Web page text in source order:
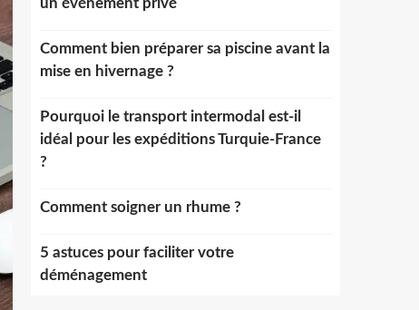
un événement privé
Comment bien préparer sa piscine avant la
mise en hivernage ?
Pourquoi le transport intermodal est-il
idéal pour les expéditions Turquie-France
?
Comment soigner un rhume ?
5 astuces pour faciliter votre
déménagement